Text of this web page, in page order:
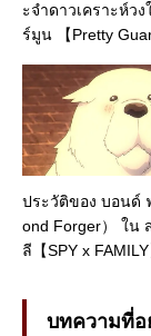
ะจำดาวเคราะห์วง
ร์มูน 【Pretty
ประวัติของ บอนด์ ฟอร์เจอร์（B
ond Forger） ใน
ลี【SPY x FAMILY
บทความที่อ